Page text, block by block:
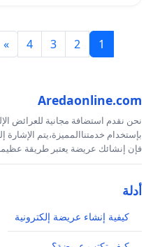
1
2
3
4
»
Aredaonline.com
نحن نقدم استضافة مجانية للعرائض
بإستخدام خدمتناالمميزة،يتم الإشارة
فإن إنشائك عريضة يعتبر طريقة
أدلة
كيفية إنشاء عريضة إلكترونية